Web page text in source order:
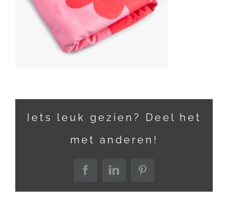
Iets leuk gezien? Deel het
met anderen!
FacebookLinkedInPinterest